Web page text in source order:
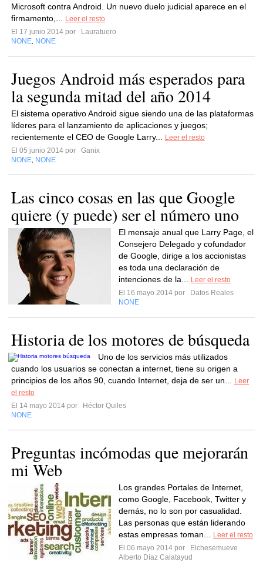
Microsoft contra Android. Un nuevo duelo judicial aparece en el
firmamento,...
Leer el resto
El 17 junio 2014 por
Lauratuero
NONE NONE
Juegos Android más esperados para
la segunda mitad del año 2014
El sistema operativo Android sigue siendo una de las plataformas
líderes para el lanzamiento de aplicaciones y juegos;
recientemente el CEO de Google Larry...
Leer el resto
El 05 junio 2014 por
Ganix
NONE NONE
Las cinco cosas en las que Google
quiere (y puede) ser el número uno
El mensaje anual que Larry Page, el
Consejero Delegado y cofundador
de Google, dirige a los accionistas
es toda una declaración de
intenciones de la...
Leer el resto
El 16 mayo 2014 por
Datos Reales
NONE
Historia de los motores de búsqueda
Uno de los servicios más utilizados
cuando los usuarios se conectan a internet, tiene su origen a
principios de los años 90, cuando Internet, deja de ser un...
Leer
el resto
El 14 mayo 2014 por
Héctor Quiles
NONE
Preguntas incómodas que mejorarán
mi Web
Los grandes Portales de Internet,
como Google, Facebook, Twitter y
demás, no lo son por casualidad.
Las personas que están liderando
estas empresas toman...
Leer el resto
El 06 mayo 2014 por
Elchesemueve
Alberto Díaz Calatayud